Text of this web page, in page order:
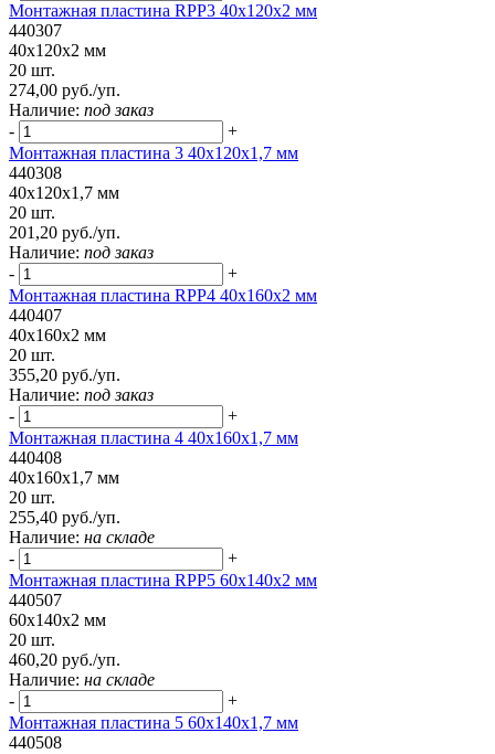
Монтажная пластина RPP3 40x120x2 мм
440307
40x120x2 мм
20 шт.
274,00 руб./уп.
Наличие: под заказ
-
+
Монтажная пластина 3 40x120x1,7 мм
440308
40x120x1,7 мм
20 шт.
201,20 руб./уп.
Наличие: под заказ
-
+
Монтажная пластина RPP4 40x160x2 мм
440407
40x160x2 мм
20 шт.
355,20 руб./уп.
Наличие: под заказ
-
+
Монтажная пластина 4 40x160x1,7 мм
440408
40x160x1,7 мм
20 шт.
255,40 руб./уп.
Наличие: на складе
-
+
Монтажная пластина RPP5 60x140x2 мм
440507
60x140x2 мм
20 шт.
460,20 руб./уп.
Наличие: на складе
-
+
Монтажная пластина 5 60x140x1,7 мм
440508